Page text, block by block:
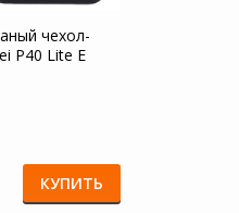
чехол-
P40 Lite E
КУПИТЬ